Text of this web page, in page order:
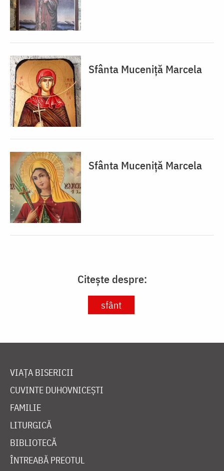
Sfânta Muceniță Marcela
Sfânta Muceniță Marcela
Citește despre:
sfânt
VIAȚA BISERICII
CUVINTE DUHOVNICEȘTI
FAMILIE
LITURGICĂ
BIBLIOTECĂ
ÎNTREABĂ PREOTUL